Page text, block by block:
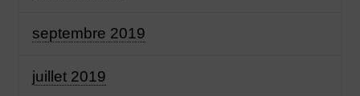
septembre 2019
juillet 2019